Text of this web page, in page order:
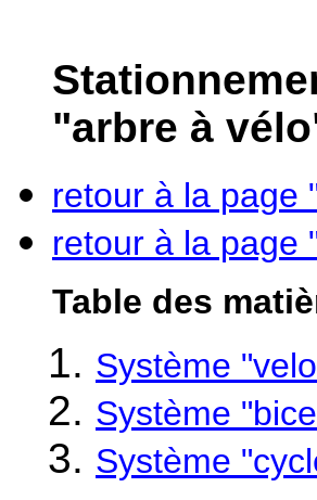
"arbre à
retour à la page
retour à la page
Table des
Système
Système
Système